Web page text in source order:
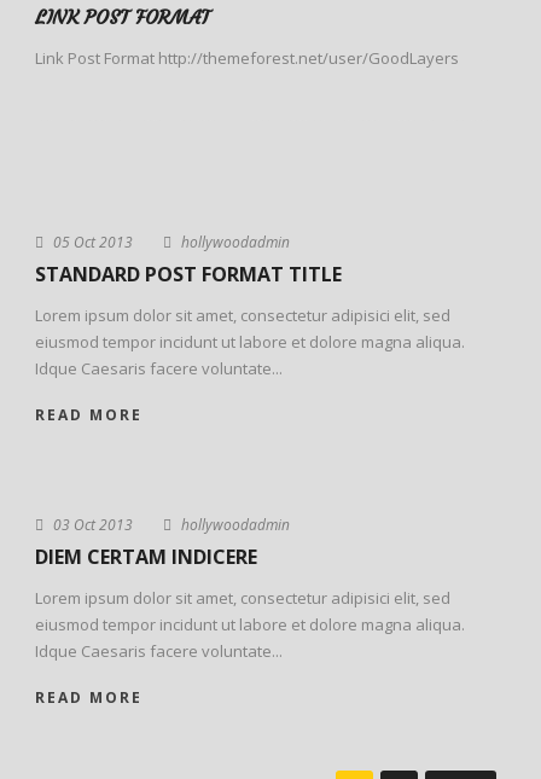
LINK POST FORMAT
Link Post Format http://themeforest.net/user/GoodLayers
05 Oct 2013 hollywoodadmin
STANDARD POST FORMAT TITLE
Lorem ipsum dolor sit amet, consectetur adipisici elit, sed
eiusmod tempor incidunt ut labore et dolore magna aliqua.
Idque Caesaris facere voluntate...
READ MORE
03 Oct 2013 hollywoodadmin
DIEM CERTAM INDICERE
Lorem ipsum dolor sit amet, consectetur adipisici elit, sed
eiusmod tempor incidunt ut labore et dolore magna aliqua.
Idque Caesaris facere voluntate...
READ MORE